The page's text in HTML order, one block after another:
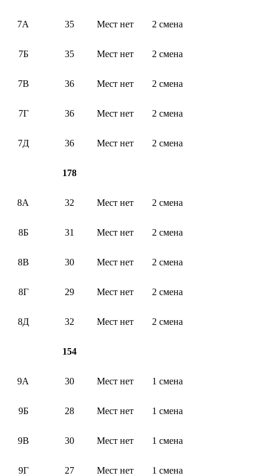
7А 35 Мест нет 2 смена
7Б 35 Мест нет 2 смена
7В 36 Мест нет 2 смена
7Г 36 Мест нет 2 смена
7Д 36 Мест нет 2 смена
178
8А 32 Мест нет 2 смена
8Б 31 Мест нет 2 смена
8В 30 Мест нет 2 смена
8Г 29 Мест нет 2 смена
8Д 32 Мест нет 2 смена
154
9А 30 Мест нет 1 смена
9Б 28 Мест нет 1 смена
9В 30 Мест нет 1 смена
9Г 27 Мест нет 1 смена